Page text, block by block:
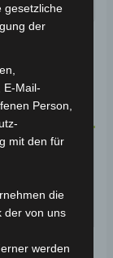
ECO
gesetzliche
der
E-Mail-
Person,
mit den für
die
der von uns
werden